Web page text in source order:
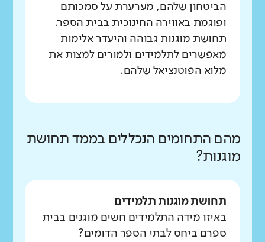
הביטחון שלהם, מערערת על סמכותם
ופוגמת באווירה החינוכית בבית הספר.
תחושת מוגנות גבוהה והיעדר אלימות
מאפשרים לתלמידים ולמורים למצות את
מלוא הפוטנציאל שלהם.
מהם התחומים הנכללים בממד תחושת
מוגנות?
תחושת מוגנות תלמידים
באיזו מידה התלמידים חשים מוגנים בבית
ספרם ביחס לבתי הספר הדומים?